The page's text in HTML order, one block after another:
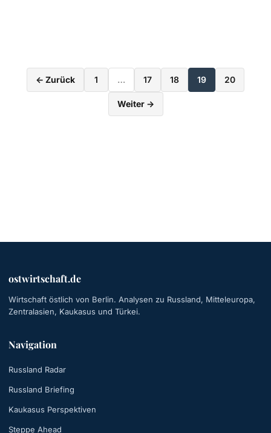
der
Beiträge
← Zurück 1 … 17 18 19 20
Weiter →
ostwirtschaft.de
Wirtschaft östlich von Berlin. Analysen zu Russland, Mitteleuropa,
Zentralasien, Kaukasus und Türkei.
Navigation
Russland Radar
Russland Briefing
Kaukasus Perspektiven
Steppe Ahead